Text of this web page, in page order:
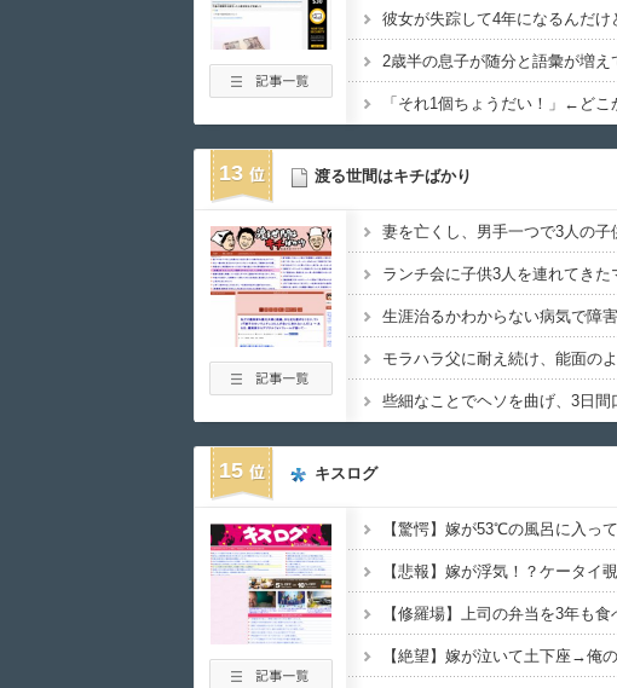
彼女が失踪して4年になるんだけ
2歳半の息子が随分と語彙が増え
「それ1個ちょうだい！」←どこ
13 渡る世間はキチばかり
15 キスログ